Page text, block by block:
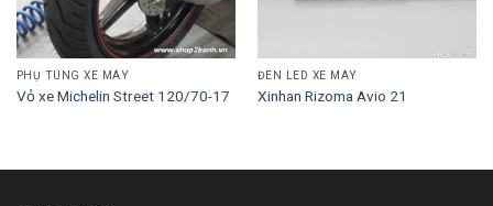
PHỤ TÙNG XE MÁY
Vỏ xe Michelin Street 120/70-17
ĐÈN LED XE MÁY
Xinhan Rizoma Avio 21